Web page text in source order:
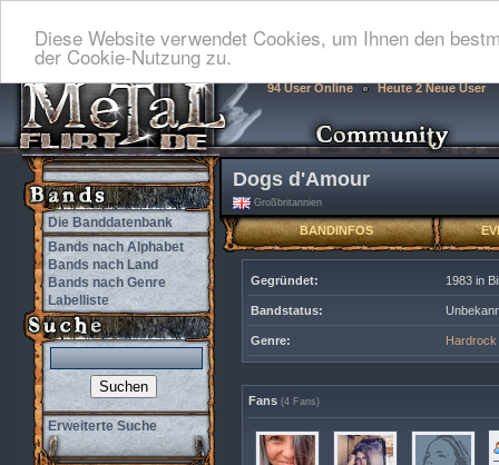
Diese Website verwendet Cookies, um Ihnen den
der Cookie-Nutzung zu.
94 User Online Heute 2 Neue User
Die Banddatenbank
Bands nach Alphabet
Bands nach Land
Bands nach Genre
Labelliste
Erweiterte Suche
Dogs d'Amour
Großbritannien
BANDINFOS
Gegründet: 1983 in
Bandstatus:
Genre: Hardrock
Fans (4 Fans)